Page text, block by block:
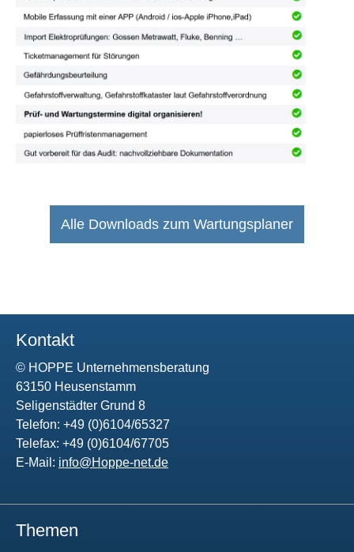
Alle Downloads zum Wartungsplaner
Kontakt
© HOPPE Unternehmensberatung
63150 Heusenstamm
Seligenstädter Grund 8
Telefon: +49 (0)6104/65327
Telefax: +49 (0)6104/67705
E-Mail: info@Hoppe-net.de
Themen